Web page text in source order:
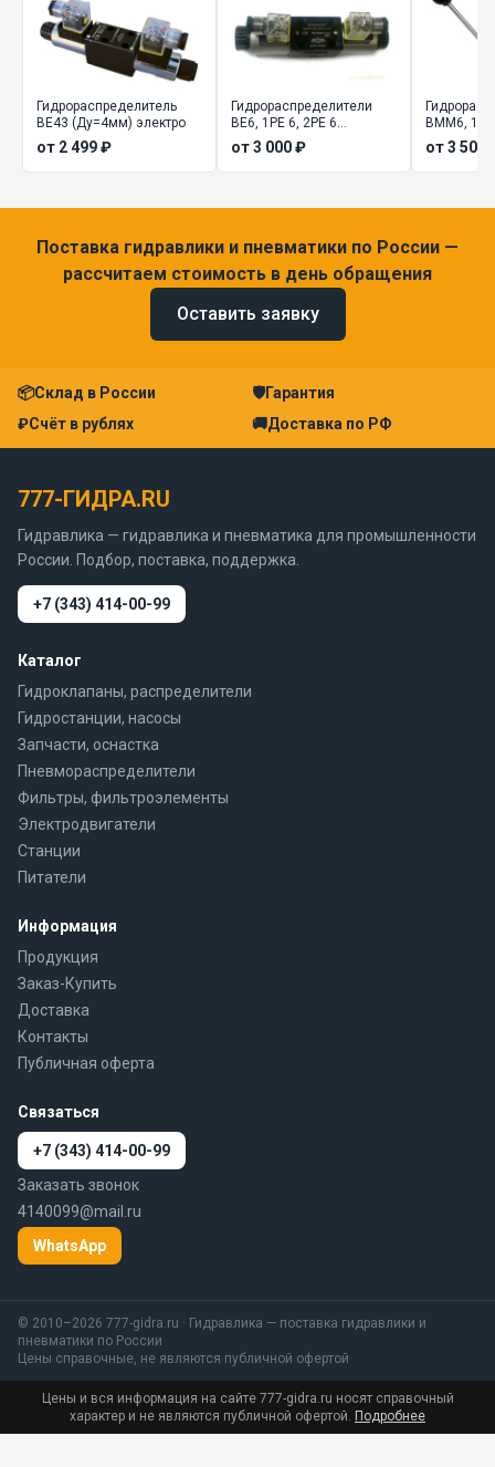
Гидрораспределитель
ВЕ43 (Ду=4мм) электро
от 2 499 ₽
Гидрораспределители
ВЕ6, 1РЕ 6, 2РЕ 6
(Ду=6мм) золотниковые
от 3 000 ₽
ВММ6,
от 3 500
Поставка гидравлики и пневматики по России —
рассчитаем стоимость в день обращения
Оставить заявку
📦Склад в России 🛡Гарантия
₽Счёт в рублях 🚚Доставка по РФ
777-ГИДРА.RU
Гидравлика — гидравлика и пневматика для промышленности
России. Подбор, поставка, поддержка.
+7 (343) 414-00-99
Каталог
Гидроклапаны, распределители
Гидростанции, насосы
Запчасти, оснастка
Пневмораспределители
Фильтры, фильтроэлементы
Электродвигатели
Станции
Питатели
Информация
Продукция
Заказ-Купить
Доставка
Контакты
Публичная оферта
Связаться
+7 (343) 414-00-99
Заказать звонок
4140099@mail.ru
WhatsApp
© 2010–2026 777-gidra.ru · Гидравлика — поставка гидравлики и
пневматики по России
Цены справочные, не являются публичной офертой
Цены и вся информация на сайте 777-gidra.ru носят справочный
характер и не являются публичной офертой. Подробнее